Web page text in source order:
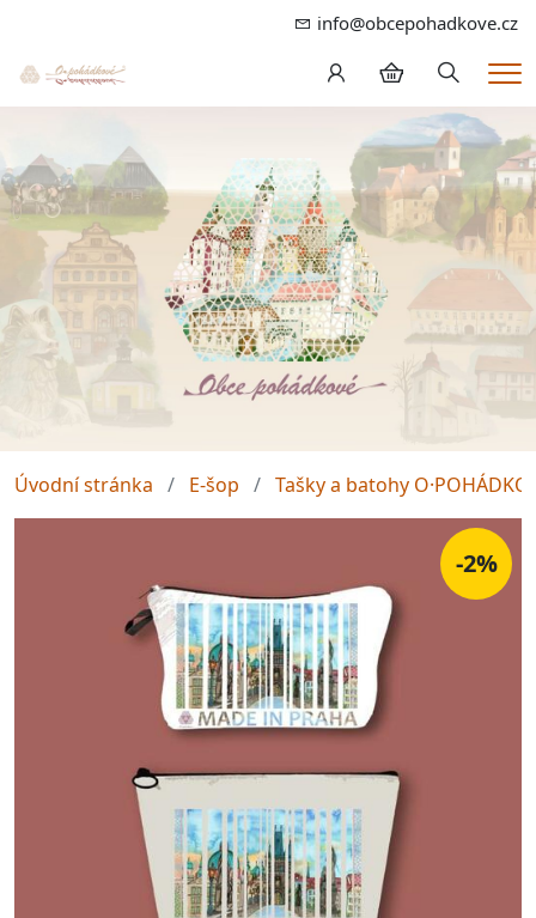
info@obcepohadkove.cz
Hledání
Úvodní stránka E-šop Tašky a batohy
-2%